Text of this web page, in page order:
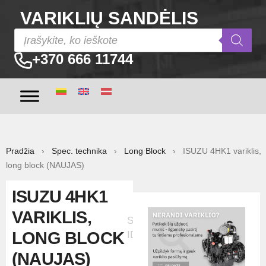
VARIKLIŲ SANDĖLIS
+370 666 11744
Pradžia › Spec. technika › Long Block › ISUZU 4HK1 variklis,
long block (NAUJAS)
ISUZU 4HK1
VARIKLIS,
LONG BLOCK
(NAUJAS)
Skelbimo
ID:60019